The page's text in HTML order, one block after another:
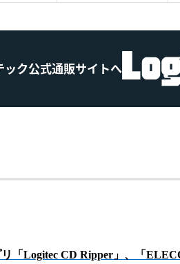
ック公式通販サイトへ
「Logitec CD Ripper」、「